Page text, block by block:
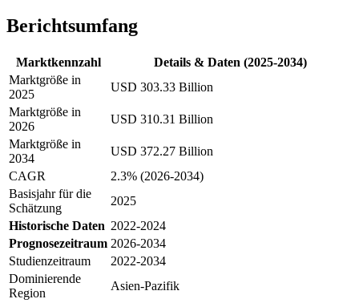
Berichtsumfang
Marktkennzahl
Details & Daten (2025-2034)
Marktgröße in
2025
USD 303.33 Billion
Marktgröße in
2026
USD 310.31 Billion
Marktgröße in
2034
USD 372.27 Billion
CAGR
2.3% (2026-2034)
Basisjahr für die
Schätzung
2025
Historische Daten 2022-2024
Prognosezeitraum 2026-2034
Studienzeitraum
2022-2034
Dominierende
Region
Asien-Pazifik